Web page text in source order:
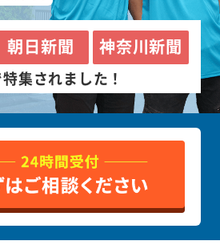
朝日新聞 神奈川新聞
集されました！